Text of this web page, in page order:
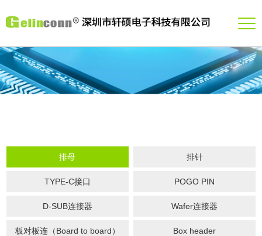
排母 排针
TYPE-C接口 POGO PIN
D-SUB连接器 Wafer连接器
板对板连（Board to board） Box header